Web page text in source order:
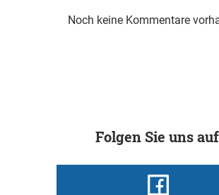
Noch keine Kommentare
Folgen Sie uns